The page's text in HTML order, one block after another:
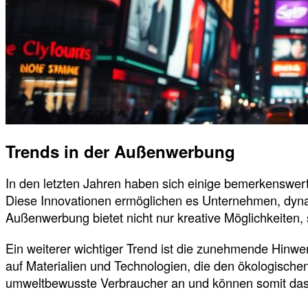
Trends in der Außenwerbung
In den letzten Jahren haben sich einige
Diese Innovationen ermöglichen es Unternehmen,
Außenwerbung bietet nicht nur kreative
Ein weiterer wichtiger Trend ist die zunehmende
auf Materialien und Technologien, die den
umweltbewusste Verbraucher an und können somit